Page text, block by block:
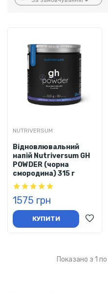
NUTRIVERSUM
Відновлювальний
напій Nutriversum GH
POWDER (чорна
смородина) 315 г
1575 грн
КУПИТИ
Показано з 1 по